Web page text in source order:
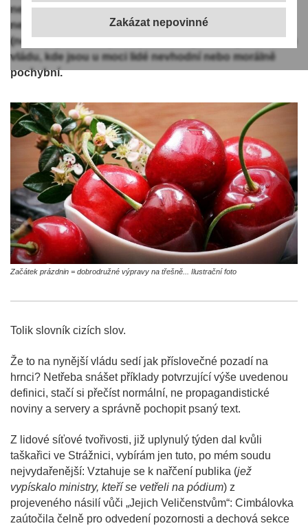
nejbezskrupulóznější osoby. Kakistokracie je
neologismus složený ze starořeckých slov kakistos
(nejhorší) a kratos (vláda) a označuje kriticky vnímanou
vládu, kde jsou u moci lidé nevhodní nebo morálně
pochybní.
Začátek prázdnin = dobrodružné výpravy na třešně... Ilustrační foto
Tolik slovník cizích slov.
Že to na nynější vládu sedí jak příslovečné pozadí na
hrnci? Netřeba snášet příklady potvrzující výše uvedenou
definici, stačí si přečíst normální, ne propagandistické
noviny a servery a správně pochopit psaný text.
Z lidové síťové tvořivosti, již uplynulý týden dal kvůli
taškařici ve Strážnici, vybírám jen tuto, po mém soudu
nejvydařenější: Vztahuje se k nařčení publika (jež
vypískalo ministry, kteří se vetřeli na pódium) z
projeveného násilí vůči „Jejich Veličenstvům“: Cimbálovka
zaútočila čelně pro odvedení pozornosti a dechová sekce